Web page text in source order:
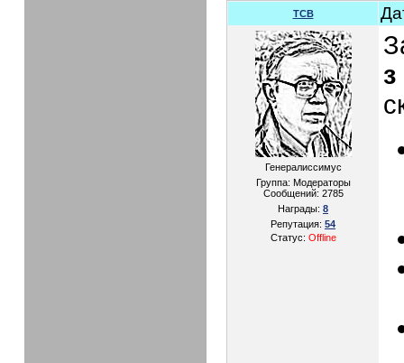
TCB
Генералиссимус
Группа: Модераторы
Сообщений: 2785
Награды: 8
Репутация: 54
Статус: Offline
з